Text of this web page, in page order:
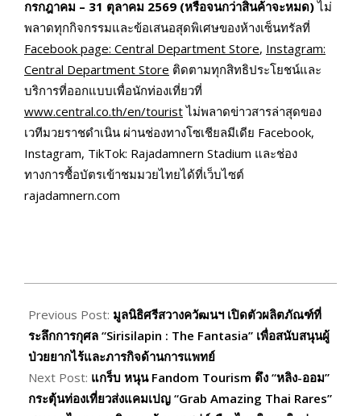
กรกฎาคม – 31 ตุลาคม 2569 (หรือจนกว่าสินค้าจะหมด)ไม่
พลาดทุกกิจกรรมและข้อเสนอสุดพิเศษของห้างเซ็นทรัลที่
Facebook page: Central Department Store, Instagram:
Central Department Store ติดตามทุกสิทธิประโยชน์และ
บริการที่ออกแบบเพื่อนักท่องเที่ยวที่
www.central.co.th/en/touristไม่พลาดข่าวสารล่าสุดของ
เวทีมวยราชดำเนิน ผ่านช่องทางโซเชียลมีเดีย Facebook,
Instagram, TikTok: Rajadamnern Stadium และช่อง
ทางการซื้อบัตรเข้าชมมวยไทยได้ที่เว็บไซต์
rajadamnern.com
07-
02
Previous Post: มูลนิธิศรีสวางควัฒนฯ เปิดตัวผลิตภัณฑ์ที่
ระลึกการกุศล “Sirisilapin : The Fantasia” เพื่อสนับสนุนผู้
ป่วยยากไร้และภารกิจด้านการแพทย์
Next Post: แกร็บ หนุน Fandom Tourism ดึง “หลิง-ออม”
กระตุ้นท่องเที่ยวส่งแคมเปญ “Grab Amazing Thai Rares”